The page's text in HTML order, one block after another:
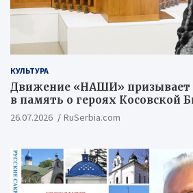
КУЛЬТУРА
Движение «НАШИ» призывает
в память о героях Косовской
26.07.2026 RuSerbia.com